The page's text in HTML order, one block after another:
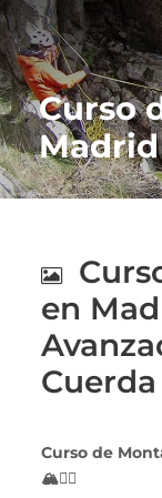
Curso
en
Curso de
🏔️🚶‍♂️